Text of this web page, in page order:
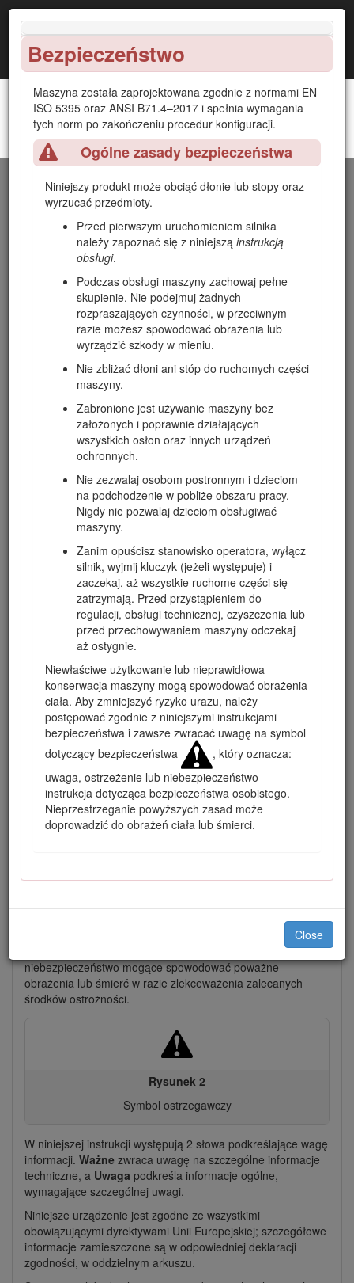
Bezpieczeństwo
Maszyna została zaprojektowana zgodnie z normami EN
ISO 5395 oraz ANSI B71.4–2017 i spełnia wymagania
tych norm po zakończeniu procedur konfiguracji.
Ogólne zasady bezpieczeństwa
Niniejszy produkt może obciąć dłonie lub stopy oraz
wyrzucać przedmioty.
Przed pierwszym uruchomieniem silnika
należy zapoznać się z niniejszą instrukcją
obsługi.
Podczas obsługi maszyny zachowaj pełne
skupienie. Nie podejmuj żadnych
rozpraszających czynności, w przeciwnym
razie możesz spowodować obrażenia lub
wyrządzić szkody w mieniu.
Nie zbliżać dłoni ani stóp do ruchomych części
maszyny.
Zabronione jest używanie maszyny bez
założonych i poprawnie działających
wszystkich osłon oraz innych urządzeń
ochronnych.
Nie zezwalaj osobom postronnym i dzieciom
na podchodzenie w pobliże obszaru pracy.
Nigdy nie pozwalaj dzieciom obsługiwać
maszyny.
Zanim opuścisz stanowisko operatora, wyłącz
silnik, wyjmij kluczyk (jeżeli występuje) i
zaczekaj, aż wszystkie ruchome części się
zatrzymają. Przed przystąpieniem do
regulacji, obsługi technicznej, czyszczenia lub
przed przechowywaniem maszyny odczekaj
aż ostygnie.
Niewłaściwe użytkowanie lub nieprawidłowa
konserwacja maszyny mogą spowodować obrażenia
ciała. Aby zmniejszyć ryzyko urazu, należy
postępować zgodnie z niniejszymi instrukcjami
bezpieczeństwa i zawsze zwracać uwagę na symbol
dotyczący bezpieczeństwa
, który oznacza:
uwaga, ostrzeżenie lub niebezpieczeństwo –
instrukcja dotycząca bezpieczeństwa osobistego.
Nieprzestrzeganie powyższych zasad może
doprowadzić do obrażeń ciała lub śmierci.
Close
Jednostka jezdna Greensmaster® 3420 TriFlex™
Wprowadzenie
Niniejsza maszyna to samojezdna wirnikowa kosiarka do
greenów przeznaczona do użytku przez profesjonalnych
przeznaczona głównie do koszenia trawy na dobrze
utrzymanych trawnikach. Używanie produktu w celach
niezgodnych z jego przeznaczeniem może okazać się
niebezpieczne dla operatora i osób postronnych.
Przeczytaj uważnie poniższe informacje, aby poznać zasady
właściwej obsługi i konserwacji urządzenia, nie uszkodzić go
i uniknąć obrażeń ciała. Odpowiedzialność za prawidłowe i
bezpieczne użytkowanie produktu spoczywa na Tobie.
Odwiedź www.Toro.com, aby uzyskać więcej informacji, w
tym dotyczących bezpieczeństwa, materiałów
szkoleniowych, informacji na temat akcesoriów, pomocy w
znalezieniu autoryzowanego sprzedawcy lub rejestracji
Aby skorzystać z serwisu, zakupić oryginalne części firmy
Toro lub uzyskać dodatkowe informacje, należy
skontaktować się z autoryzowanym dystrybutorem firmy
Toro. Prosimy o przygotowanie numeru modelu i numeru
seryjnego produktu. Rysunek
w przewidzianym na to miejscu.
Important: Urządzeniem mobilnym zeskanuj kod QR na
tabliczce z numerem seryjnym (jeśli występuje), aby
uzyskać informacje o gwarancji, częściach zamiennych i
innych kwestiach związanych z produktem.
fotel i zlokalizuj tabliczkę seryjną.
Niniejsza instrukcja zawiera opis potencjalnych zagrożeń, a
zawarte w niej ostrzeżenia zostały oznaczone symbolem
niebezpieczeństwo mogące spowodować poważne
obrażenia lub śmierć w razie zlekceważenia zalecanych
środków ostrożności.
Rysunek 2
Symbol ostrzegawczy
W niniejszej instrukcji występują 2 słowa podkreślające wagę
informacji. Ważne zwraca uwagę na szczególne informacje
techniczne, a Uwaga podkreśla informacje ogólne,
wymagające szczególnej uwagi.
Niniejsze urządzenie jest zgodne ze wszystkimi
obowiązującymi dyrektywami Unii Europejskiej; szczegółowe
informacje zamieszczone są w odpowiedniej deklaracji
zgodności, w oddzielnym arkuszu.